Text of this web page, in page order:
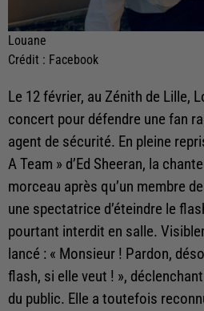
Louane
Crédit : Facebook
Le 12 février, au Zénith de Lille,
concert pour défendre une fan
agent de sécurité. En pleine
A Team » d’Ed Sheeran, la
morceau après qu’un membre
une spectatrice d’éteindre le
pourtant interdit en salle.
lancé : « Monsieur ! Pardon,
flash, si elle veut ! »,
du public. Elle a toutefois